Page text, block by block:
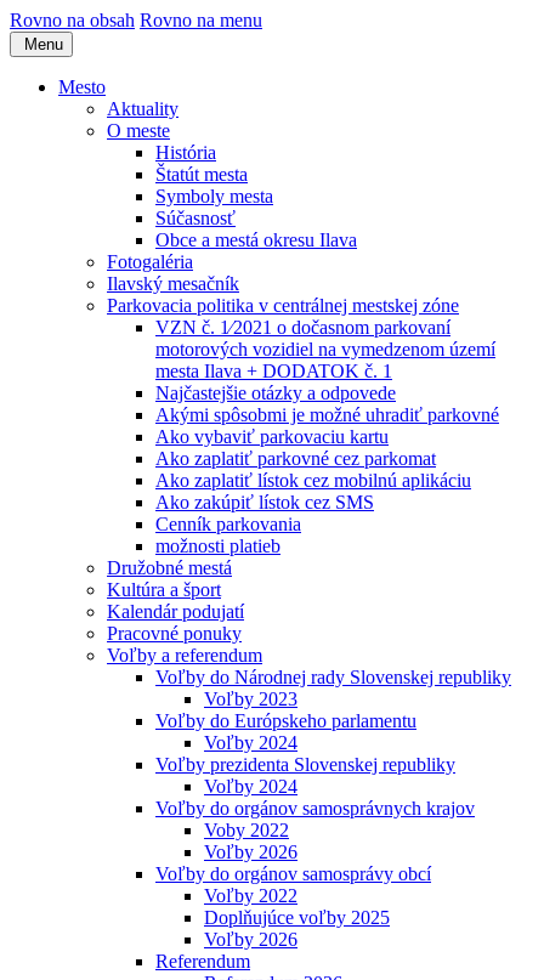
Rovno na obsah Rovno na menu
Menu
Mesto
Aktuality
O meste
História
Štatút mesta
Symboly mesta
Súčasnosť
Obce a mestá okresu Ilava
Fotogaléria
Ilavský mesačník
Parkovacia politika v centrálnej mestskej zóne
VZN č. 1⁄2021 o dočasnom parkovaní
motorových vozidiel na vymedzenom území
mesta Ilava + DODATOK č. 1
Najčastejšie otázky a odpovede
Akými spôsobmi je možné uhradiť parkovné
Ako vybaviť parkovaciu kartu
Ako zaplatiť parkovné cez parkomat
Ako zaplatiť lístok cez mobilnú aplikáciu
Ako zakúpiť lístok cez SMS
Cenník parkovania
možnosti platieb
Družobné mestá
Kultúra a šport
Kalendár podujatí
Pracovné ponuky
Voľby a referendum
Voľby do Národnej rady Slovenskej republiky
Voľby 2023
Voľby do Európskeho parlamentu
Voľby 2024
Voľby prezidenta Slovenskej republiky
Voľby 2024
Voľby do orgánov samosprávnych krajov
Voby 2022
Voľby 2026
Voľby do orgánov samosprávy obcí
Voľby 2022
Doplňujúce voľby 2025
Voľby 2026
Referendum